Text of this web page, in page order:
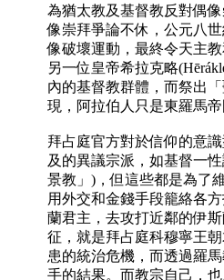
為猶太教及基督教反對偶
像崇拜爭論不休，公元八
像破壞運動，最終令天主
另一位皇帝希拉克略
內的基督教群體，而祭出
現，阿拉伯人只是東羅馬
拜占庭官方對於信仰的意
及的異議宗派，如基督一
景教」)，但這些都是為了
用外交和金錢手段籠絡各
蘭君主，去攻打近鄰的伊
征，就是拜占庭科穆寧王
患的統治危機，而透過羅
手的結果。而教宗自己，